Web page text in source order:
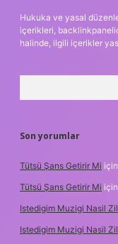
Hukuka ve yasal
içerikleri,
halinde, ilgili içerikler
Son yorumlar
Tütsü Şans Getirir Mi için
Tütsü Şans Getirir Mi için
Istedigim Muzigi Nasil
Istedigim Muzigi Nasil